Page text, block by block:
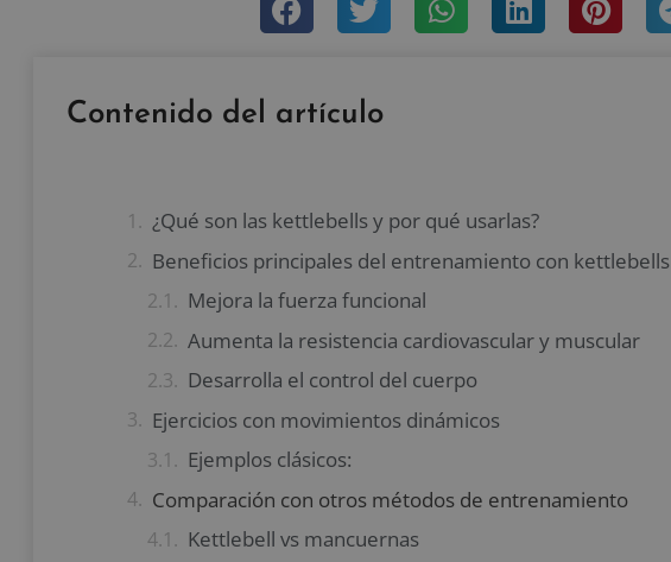
Contenido del artículo
¿Qué son las kettlebells y por qué usarlas?
Beneficios principales del entrenamiento con kettlebells
Mejora la fuerza funcional
Aumenta la resistencia cardiovascular y muscular
Desarrolla el control del cuerpo
Ejercicios con movimientos dinámicos
Ejemplos clásicos:
Comparación con otros métodos de entrenamiento
Kettlebell vs mancuernas